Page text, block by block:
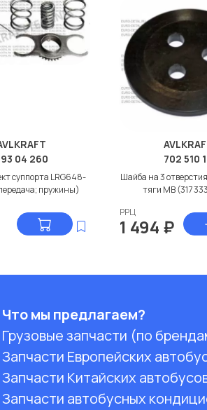
04 260
суппорта LRG648-
пружины)
702 510
Шайба на 3
тяги МВ (317
РРЦ
1 494 ₽
Что мы предлагаем?
Грузовые запчасти (по
Запчасти Европейских
Запчасти Китайских
Запчасти автобусных